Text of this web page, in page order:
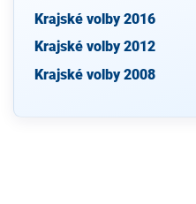
Krajské volby 2016
Krajské volby 2012
Krajské volby 2008